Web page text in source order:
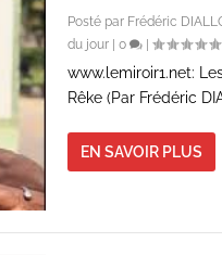
Posté par Frédéric
du jour| 0 |
www.lemiroir1.net:
Rêke (Par Frédéric
EN SAVOIR PLUS